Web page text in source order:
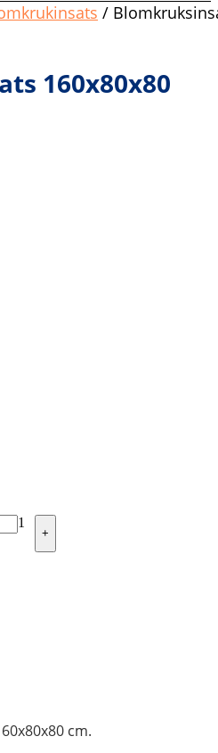
/
160x80x80
1
+
cm.